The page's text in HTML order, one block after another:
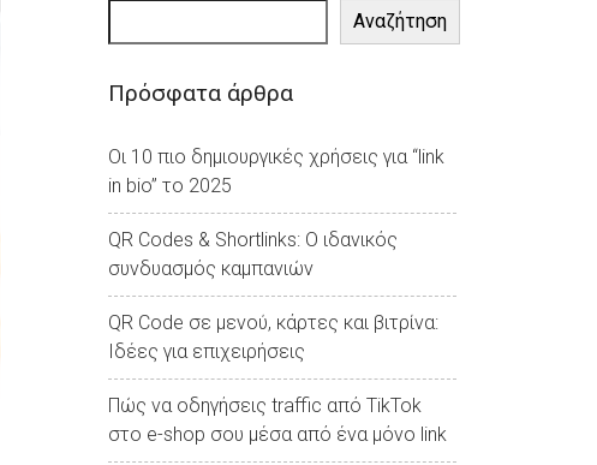
Αναζήτηση
Πρόσφατα άρθρα
Οι 10 πιο δημιουργικές χρήσεις για “link
in bio” το 2025
QR Codes & Shortlinks: Ο ιδανικός
συνδυασμός καμπανιών
QR Code σε μενού, κάρτες και βιτρίνα:
Ιδέες για επιχειρήσεις
Πώς να οδηγήσεις traffic από TikTok
στο e-shop σου μέσα από ένα μόνο link